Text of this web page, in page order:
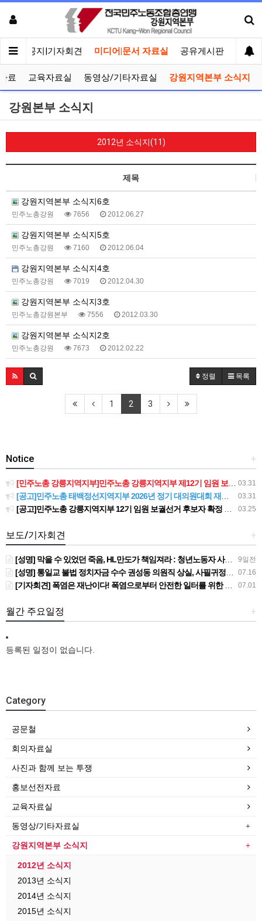
인 공지|기자회견 미디어|문서 자료실 공유게시판 선거
료 교육자료실 동영상/기타자료실 강원지역본부 소식지
강원본부 소식지
2012년 소식지(11)
제목
강원지역본부 소식지6호
민주노총강원 7656 2012.06.27
강원지역본부 소식지5호
민주노총강원 7160 2012.06.04
강원지역본부 소식지4호
민주노총강원 7019 2012.04.30
강원지역본부 소식지3호
민주노총강원본부 7556 2012.03.30
강원지역본부 소식지2호
민주노총강원 7673 2012.02.22
정렬 목록
1 2 3
+
Notice
03.31
[민주노총 강릉지역지부]민주노총 강릉지역지부 제12기 임원 보궐선거결과 공고
03.31
[공고]민주노총 태백정선지역지부 2026년 정기 대의원대회 재소집 건
03.25
[공고]민주노총 강릉지역지부 12기 임원 보궐선거 후보자 확정 공고
+
보도/기자회견
9일전
[성명] 막을 수 있었던 죽음, HL만도가 책임져라 : 청년노동자 사망사고의 철저한 진상규명과 재발방지 대책 마련하라
07.16
[성명] 통일교 불법 정치자금 수수 권성동 의원직 상실, 사필귀정이다
07.01
[기자회견] 폭염은 재난이다! 폭염으로부터 안전한 일터를 위한 민주노총 강원지역본부 폭염감시단 선포 기자회견
+
월간 주요일정
등록된 일정이 없습니다.
Category
공문철
회의자료실
사진과 함께 보는 투쟁
홍보선전자료
교육자료실
동영상/기타자료실
강원지역본부 소식지
2012년 소식지
2013년 소식지
2014년 소식지
2015년 소식지